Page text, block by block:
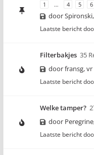
1 … 4 5 6
doorSpironski,
Laatste bericht
Filterbakjes 35
doorfransg,vr
Laatste bericht
Welke tamper?
door Peregrine
Laatste bericht